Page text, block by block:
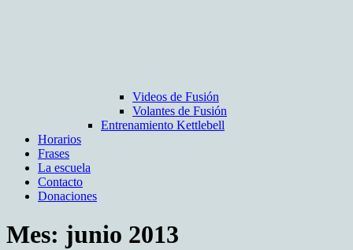
Videos de Fusión
Volantes de Fusión
Entrenamiento Kettlebell
Horarios
Frases
La escuela
Contacto
Donaciones
Mes: junio 2013